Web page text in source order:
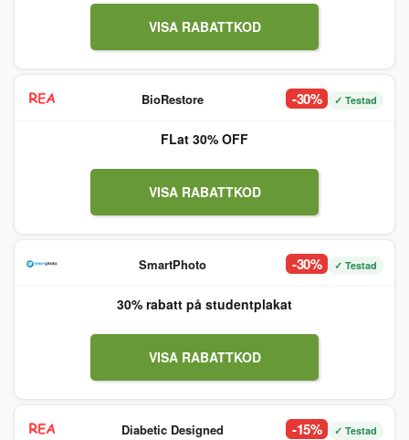
VISA RABATTKOD
BioRestore -30% ✓ Testad
FLat 30% OFF
VISA RABATTKOD
SmartPhoto -30% ✓ Testad
30% rabatt på studentplakat
VISA RABATTKOD
Diabetic Designed -15% ✓ Testad